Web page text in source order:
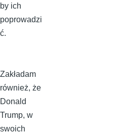
by ich
poprowadzi
ć.
Zakładam
również, że
Donald
Trump, w
swoich